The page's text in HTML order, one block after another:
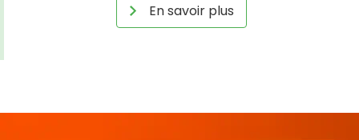
En savoir plus